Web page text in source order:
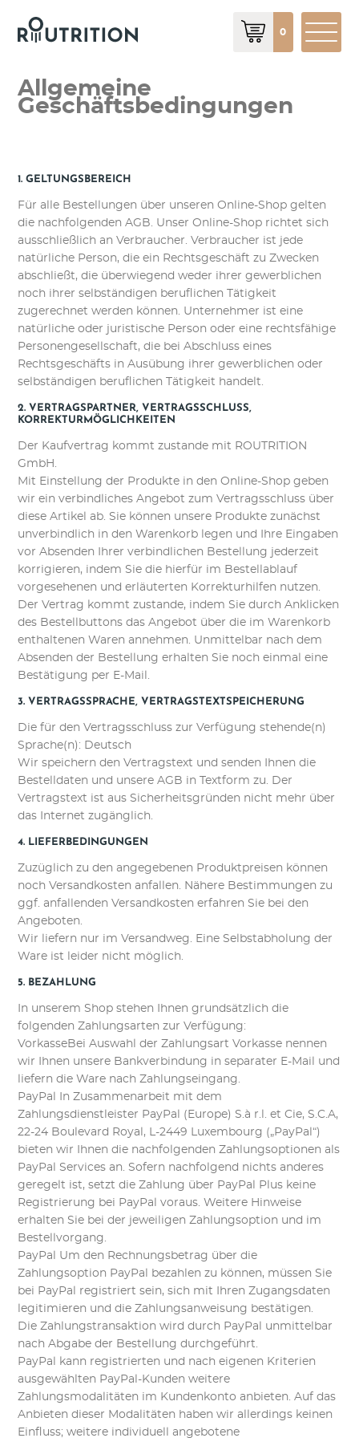
0
Allgemeine
Geschäftsbedingungen
1. GELTUNGSBEREICH
Für alle Bestellungen über unseren Online-Shop gelten
die nachfolgenden AGB. Unser Online-Shop richtet sich
ausschließlich an Verbraucher. Verbraucher ist jede
natürliche Person, die ein Rechtsgeschäft zu Zwecken
abschließt, die überwiegend weder ihrer gewerblichen
noch ihrer selbständigen beruflichen Tätigkeit
zugerechnet werden können. Unternehmer ist eine
natürliche oder juristische Person oder eine rechtsfähige
Personengesellschaft, die bei Abschluss eines
Rechtsgeschäfts in Ausübung ihrer gewerblichen oder
selbständigen beruflichen Tätigkeit handelt.
2. VERTRAGSPARTNER, VERTRAGSSCHLUSS,
KORREKTURMÖGLICHKEITEN
Der Kaufvertrag kommt zustande mit ROUTRITION
GmbH.
Mit Einstellung der Produkte in den Online-Shop geben
wir ein verbindliches Angebot zum Vertragsschluss über
diese Artikel ab. Sie können unsere Produkte zunächst
unverbindlich in den Warenkorb legen und Ihre Eingaben
vor Absenden Ihrer verbindlichen Bestellung jederzeit
korrigieren, indem Sie die hierfür im Bestellablauf
vorgesehenen und erläuterten Korrekturhilfen nutzen.
Der Vertrag kommt zustande, indem Sie durch Anklicken
des Bestellbuttons das Angebot über die im Warenkorb
enthaltenen Waren annehmen. Unmittelbar nach dem
Absenden der Bestellung erhalten Sie noch einmal eine
Bestätigung per E-Mail.
3. VERTRAGSSPRACHE, VERTRAGSTEXTSPEICHERUNG
Die für den Vertragsschluss zur Verfügung stehende(n)
Sprache(n): Deutsch
Wir speichern den Vertragstext und senden Ihnen die
Bestelldaten und unsere AGB in Textform zu. Der
Vertragstext ist aus Sicherheitsgründen nicht mehr über
das Internet zugänglich.
4. LIEFERBEDINGUNGEN
Zuzüglich zu den angegebenen Produktpreisen können
noch Versandkosten anfallen. Nähere Bestimmungen zu
ggf. anfallenden Versandkosten erfahren Sie bei den
Angeboten.
Wir liefern nur im Versandweg. Eine Selbstabholung der
Ware ist leider nicht möglich.
5. BEZAHLUNG
In unserem Shop stehen Ihnen grundsätzlich die
folgenden Zahlungsarten zur Verfügung:
VorkasseBei Auswahl der Zahlungsart Vorkasse nennen
wir Ihnen unsere Bankverbindung in separater E-Mail und
liefern die Ware nach Zahlungseingang.
PayPal In Zusammenarbeit mit dem
Zahlungsdienstleister PayPal (Europe) S.à r.l. et Cie, S.C.A,
22-24 Boulevard Royal, L-2449 Luxembourg („PayPal“)
bieten wir Ihnen die nachfolgenden Zahlungsoptionen als
PayPal Services an. Sofern nachfolgend nichts anderes
geregelt ist, setzt die Zahlung über PayPal Plus keine
Registrierung bei PayPal voraus. Weitere Hinweise
erhalten Sie bei der jeweiligen Zahlungsoption und im
Bestellvorgang.
PayPal Um den Rechnungsbetrag über die
Zahlungsoption PayPal bezahlen zu können, müssen Sie
bei PayPal registriert sein, sich mit Ihren Zugangsdaten
legitimieren und die Zahlungsanweisung bestätigen.
Die Zahlungstransaktion wird durch PayPal unmittelbar
nach Abgabe der Bestellung durchgeführt.
PayPal kann registrierten und nach eigenen Kriterien
ausgewählten PayPal-Kunden weitere
Zahlungsmodalitäten im Kundenkonto anbieten. Auf das
Anbieten dieser Modalitäten haben wir allerdings keinen
Einfluss; weitere individuell angebotene